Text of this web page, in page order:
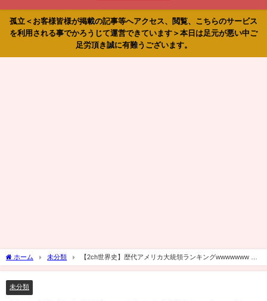
孤立＜お客様皆様が掲載の記事等へアクセス、閲覧、こちらのサービス
を利用される事でかろうじて運営できています＞本日は足元が悪い中ご
足労頂き誠に有難うございます。
ホーム 未分類
【2ch世界史】歴代アメリカ大統領ランキングwwwwwww 2
ちゃんねるの歴史オタクたちの見解が面白い！【ゆっくり解説】
未分類